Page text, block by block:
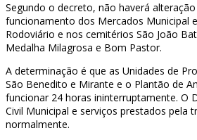
Segundo o decreto, não haverá
funcionamento dos Mercados Municipal
Rodoviário e nos cemitérios São João
Medalha Milagrosa e Bom Pastor.
A determinação é que as Unidades de
São Benedito e Mirante e o Plantão de
funcionar 24 horas ininterruptamente. O
Civil Municipal e serviços prestados pela
normalmente.